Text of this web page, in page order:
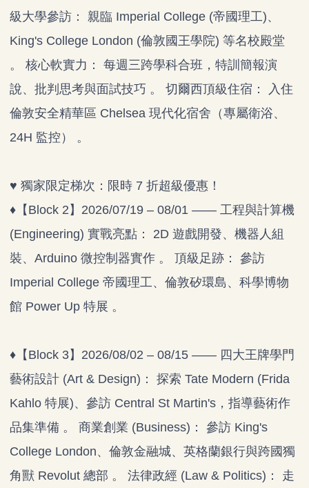
級大學參訪： 親臨 Imperial College (帝國理工)、
King's College London (倫敦國王學院) 等名校殿堂
。 核心軟實力： 每週三跨學科合班，特訓簡報演
說、批判思考與面試技巧 。 切爾西頂級住宿： 入住
倫敦安全精華區 Chelsea 現代化宿舍（專屬衛浴、
24H 監控） 。
♥ 獨家限定梯次：限時 7 折超級優惠！
♦【Block 2】2026/07/19 – 08/01 —— 工程與計算機
(Engineering) 實戰亮點： 2D 遊戲開發、機器人組
裝、Arduino 微控制器實作 。 頂級足跡： 參訪
Imperial College 帝國理工、倫敦矽環島、科學博物
館 Power Up 特展 。
♦【Block 3】2026/08/02 – 08/15 —— 四大王牌學門
藝術設計 (Art & Design)： 探索 Tate Modern (Frida
Kahlo 特展)、參訪 Central St Martin's，指導藝術作
品集準備 。 商業創業 (Business)： 參訪 King's
College London、倫敦金融城、英格蘭銀行與跨國獨
角獸 Revolut 總部 。 法律政經 (Law & Politics)： 走